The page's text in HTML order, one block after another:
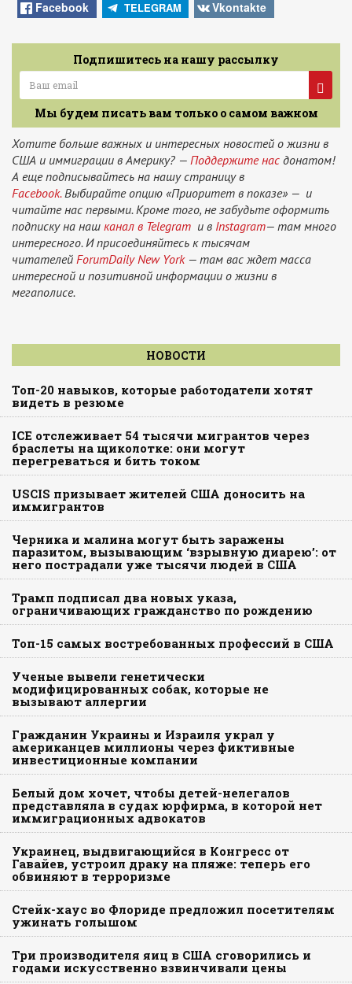
Facebook TELEGRAM Vkontakte
Подпишитесь на нашу рассылку
Мы будем писать вам только о самом важном
Хотите больше важных и интересных новостей о жизни в
США и иммиграции в Америку? — Поддержите нас донатом!
А еще подписывайтесь на нашу страницу в
Facebook.Выбирайте опцию «Приоритет в показе» — и
читайте нас первыми. Кроме того, не забудьте оформить
подписку на наш канал в Telegram и в Instagram— там много
интересного. И присоединяйтесь к тысячам
читателей ForumDaily New York— там вас ждет масса
интересной и позитивной информации о жизни в
мегаполисе.
НОВОСТИ
Топ-20 навыков, которые работодатели хотят
видеть в резюме
ICE отслеживает 54 тысячи мигрантов через
браслеты на щиколотке: они могут
перегреваться и бить током
USCIS призывает жителей США доносить на
иммигрантов
Черника и малина могут быть заражены
паразитом, вызывающим ‘взрывную диарею’: от
него пострадали уже тысячи людей в США
Трамп подписал два новых указа,
ограничивающих гражданство по рождению
Топ-15 самых востребованных профессий в США
Ученые вывели генетически
модифицированных собак, которые не
вызывают аллергии
Гражданин Украины и Израиля украл у
американцев миллионы через фиктивные
инвестиционные компании
Белый дом хочет, чтобы детей-нелегалов
представляла в судах юрфирма, в которой нет
иммиграционных адвокатов
Украинец, выдвигающийся в Конгресс от
Гавайев, устроил драку на пляже: теперь его
обвиняют в терроризме
Стейк-хаус во Флориде предложил посетителям
ужинать голышом
Три производителя яиц в США сговорились и
годами искусственно взвинчивали цены